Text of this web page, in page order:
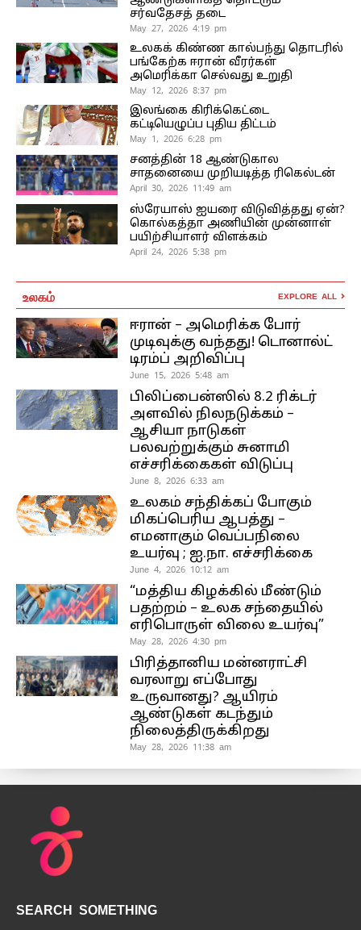
சர்வதேசத் தடை
May 27, 2026 4:19 pm
உலகக் கிண்ண கால்பந்து தொடரில்
பங்கேற்க ஈரான் வீரர்கள்
அமெரிக்கா செல்வது உறுதி
May 12, 2026 8:37 pm
இலங்கை கிரிக்கெட்டை
கட்டியெழுப்ப புதிய திட்டம்
May 1, 2026 6:28 pm
சனத்தின் 18 ஆண்டுகால
சாதனையை முறியடித்த ரிகெல்டன்
April 30, 2026 11:49 am
ஸ்ரேயாஸ் ஐயரை விடுவித்தது ஏன்?
கொல்கத்தா அணியின் முன்னாள்
பயிற்சியாளர் விளக்கம்
April 24, 2026 5:38 pm
உலகம் EXPLORE ALL
ஈரான் – அமெரிக்க போர்
முடிவுக்கு வந்தது! டொனால்ட்
டிரம்ப் அறிவிப்பு
June 15, 2026 5:48 am
பிலிப்பைன்ஸில் 8.2 ரிக்டர்
அளவில் நிலநடுக்கம் –
ஆசியா நாடுகள்
பலவற்றுக்கும் சுனாமி
எச்சரிக்கைகள் விடுப்பு
June 8, 2026 6:33 am
உலகம் சந்திக்கப் போகும்
மிகப்பெரிய ஆபத்து –
எமனாகும் வெப்பநிலை
உயர்வு ; ஐ.நா. எச்சரிக்கை
June 4, 2026 10:12 am
“மத்திய கிழக்கில் மீண்டும்
பதற்றம் – உலக சந்தையில்
எரிபொருள் விலை உயர்வு”
May 28, 2026 4:30 pm
பிரித்தானிய மன்னராட்சி
வரலாறு எப்போது
உருவானது? ஆயிரம்
ஆண்டுகள் கடந்தும்
நிலைத்திருக்கிறது
May 28, 2026 11:38 am
SEARCH SOMETHING